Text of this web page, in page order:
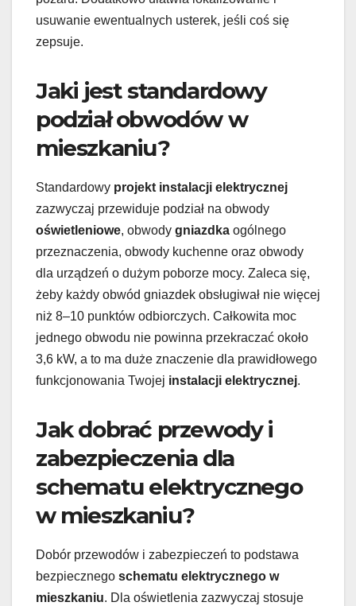
usuwanie ewentualnych usterek, jeśli coś się
zepsuje.
Jaki jest standardowy
podział obwodów w
mieszkaniu?
Standardowy projekt instalacji elektrycznej
zazwyczaj przewiduje podział na obwody
oświetleniowe, obwody gniazdka ogólnego
przeznaczenia, obwody kuchenne oraz obwody
dla urządzeń o dużym poborze mocy. Zaleca się,
żeby każdy obwód gniazdek obsługiwał nie więcej
niż 8–10 punktów odbiorczych. Całkowita moc
jednego obwodu nie powinna przekraczać około
3,6 kW, a to ma duże znaczenie dla prawidłowego
funkcjonowania Twojej instalacji elektrycznej.
Jak dobrać przewody i
zabezpieczenia dla
schematu elektrycznego
w mieszkaniu?
Dobór przewodów i zabezpieczeń to podstawa
bezpiecznego schematu elektrycznego w
mieszkaniu. Dla oświetlenia zazwyczaj stosuje